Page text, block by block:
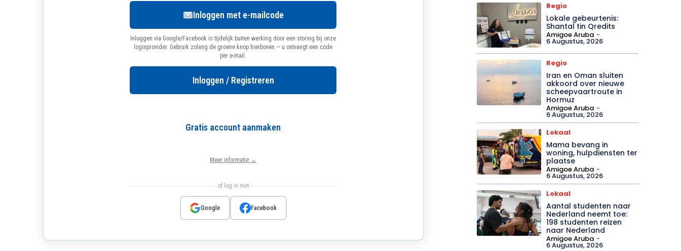
Inloggen met e-mailcode
Inloggen via Google/Facebook is tijdelijk buiten werking door een storing bij onze
loginprovider. Gebruik zolang de groene knop hierboven — u ontvangt een code
per e-mail.
Inloggen / Registreren
Gratis account aanmaken
Meer informatie →
of log in met
Google Facebook
Regio
Lokale gebeurtenis:
Shantal tin Qredits
Amigoe Aruba -
6 Augustus, 2026
Regio
Iran en Oman sluiten
akkoord over nieuwe
scheepvaartroute in
Hormuz
Amigoe Aruba -
6 Augustus, 2026
Lokaal
Mama bevang in
woning, hulpdiensten ter
plaatse
Amigoe Aruba -
6 Augustus, 2026
Lokaal
Aantal studenten naar
Nederland neemt toe:
198 studenten reizen
naar Nederland
Amigoe Aruba -
6 Augustus, 2026